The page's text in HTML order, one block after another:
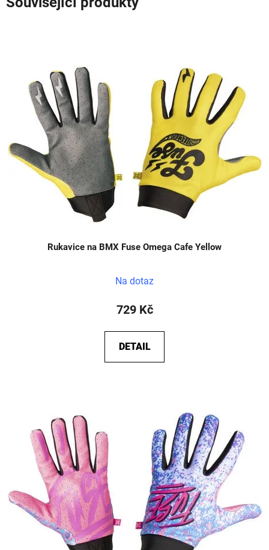
Rukavice na BMX Fuse Omega Cafe Yellow
Na dotaz
729 Kč
DETAIL